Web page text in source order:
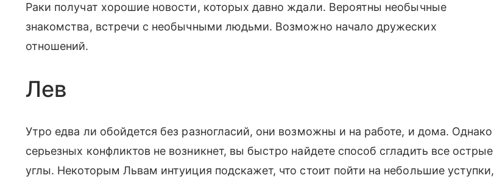
Раки получат хорошие новости, которых давно ждали. Вероятны необычные
знакомства, встречи с необычными людьми. Возможно начало дружеских
отношений.
Лев
Утро едва ли обойдется без разногласий, они возможны и на работе, и дома. Однако
серьезных конфликтов не возникнет, вы быстро найдете способ сгладить все острые
углы. Некоторым Львам интуиция подскажет, что стоит пойти на небольшие уступки,